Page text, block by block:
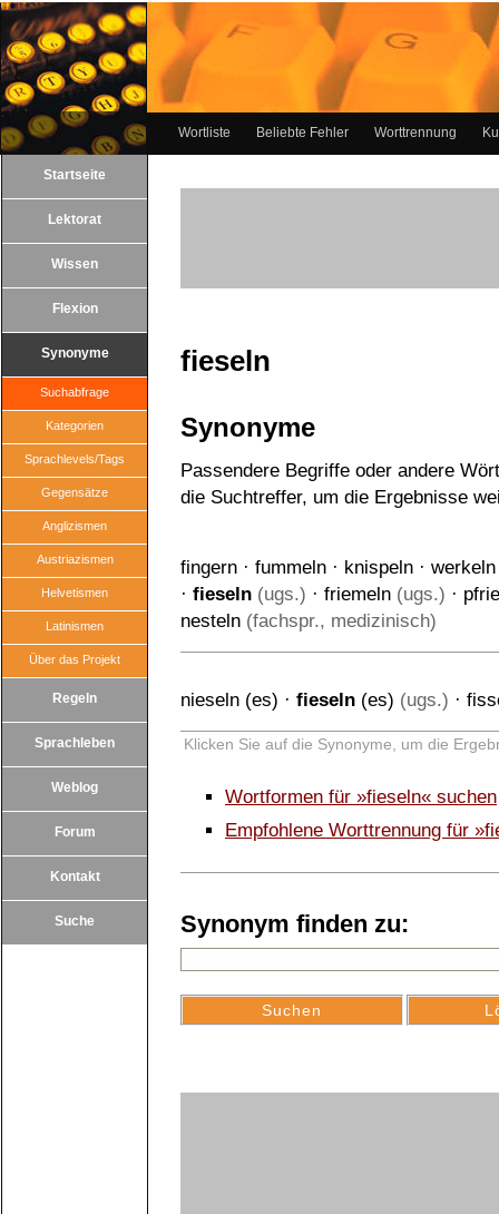
Wortliste Beliebte Fehler Worttrennung
Startseite
Lektorat
Wissen
Flexion
Synonyme
Suchabfrage
Kategorien
Sprachlevels/Tags
Gegensätze
Anglizismen
Austriazismen
Helvetismen
Latinismen
Über das Projekt
Regeln
Sprachleben
Weblog
Forum
Kontakt
Suche
fieseln
Synonyme
Passendere Begriffe oder andere
die Suchtreffer, um die Ergebnisse
fingern · fummeln · knispeln · werkeln
· fieseln (ugs.) · friemeln (ugs.) ·
nesteln (fachspr., medizinisch)
nieseln (es) · fieseln (es) (ugs.) ·
Klicken Sie auf die Synonyme, um die
Wortformen für »fieseln« suchen
Empfohlene Worttrennung für
Synonym finden zu: